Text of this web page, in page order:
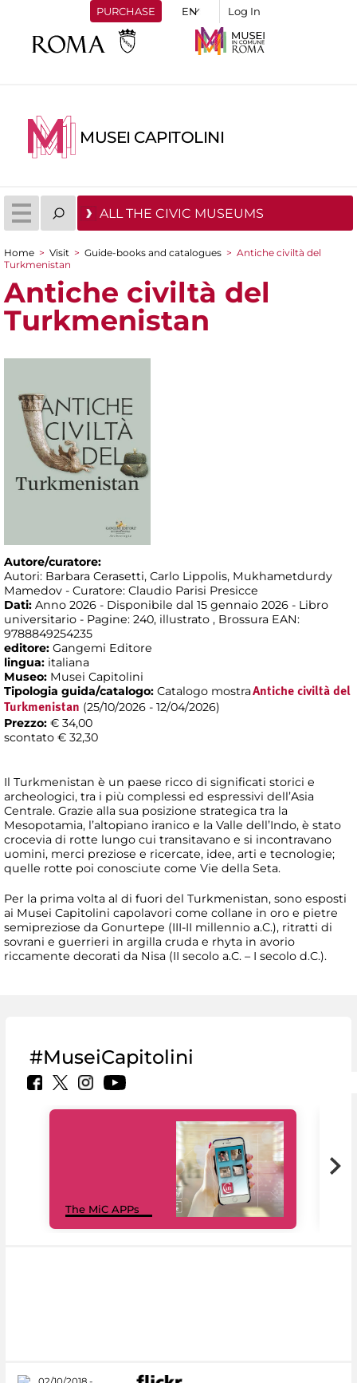
PURCHASE Log In
MUSEI CAPITOLINI
ALL THE CIVIC MUSEUMS
You are here
Home > Visit > Guide-books and catalogues > Antiche civiltà del
Turkmenistan
Antiche civiltà del
Turkmenistan
Autore/curatore:
Autori: Barbara Cerasetti, Carlo Lippolis, Mukhametdurdy
Mamedov - Curatore: Claudio Parisi Presicce
Dati: Anno 2026 - Disponibile dal 15 gennaio 2026 - Libro
universitario - Pagine: 240, illustrato , Brossura EAN:
9788849254235
editore: Gangemi Editore
lingua: italiana
Museo: Musei Capitolini
Tipologia guida/catalogo: Catalogo mostraAntiche civiltà del
Turkmenistan (25/10/2026 - 12/04/2026)
Prezzo: € 34,00
scontato € 32,30
Il Turkmenistan è un paese ricco di significati storici e
archeologici, tra i più complessi ed espressivi dell’Asia
Centrale. Grazie alla sua posizione strategica tra la
Mesopotamia, l’altopiano iranico e la Valle dell’Indo, è stato
crocevia di rotte lungo cui transitavano e si incontravano
uomini, merci preziose e ricercate, idee, arti e tecnologie;
quelle rotte poi conosciute come Vie della Seta.
Per la prima volta al di fuori del Turkmenistan, sono esposti
ai Musei Capitolini capolavori come collane in oro e pietre
semipreziose da Gonurtepe (III-II millennio a.C.), ritratti di
sovrani e guerrieri in argilla cruda e rhyta in avorio
riccamente decorati da Nisa (II secolo a.C. – I secolo d.C.).
#MuseiCapitolini
The MiC APPs